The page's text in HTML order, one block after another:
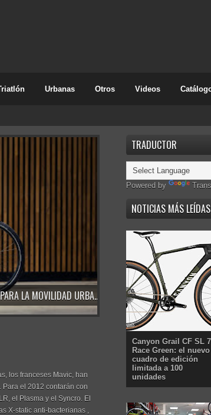
Urbanas Otros Videos
(VÍDEO) PRESENTANDO LA MASSI E-ROAD SONIC RC 105 DI2 2026: E-ROAD CREADA PARA LARGAS RUTAS
NUEVA ORBEA VECTOR: AGILIDAD, ESTILO Y MÁXIMA ADAPTABILIDAD PARA LA MOVILIDAD URBANA DIARIA
los franceses Mavic, han
el 2012 contarán con
el Plasma y el Syncro. El
X-static anti-bacterianas ,
TRADUCTOR
Powered by
NOTICIAS MÁS LEÍDAS
Canyon Grail CF SL 7
Race Green: el nuevo
cuadro de edición
limitada a 100
unidades